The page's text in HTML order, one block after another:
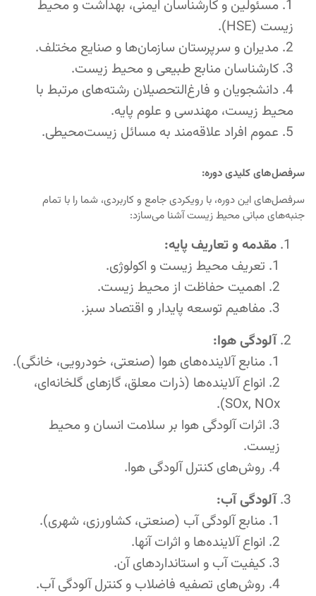
مسئولین و کارشناسان ایمنی، بهداشت و محیط
زیست (HSE).
مدیران و سرپرستان سازمان‌ها و صنایع مختلف.
کارشناسان منابع طبیعی و محیط زیست.
دانشجویان و فارغ‌التحصیلان رشته‌های مرتبط با
محیط زیست، مهندسی و علوم پایه.
عموم افراد علاقه‌مند به مسائل زیست‌محیطی.
سرفصل‌های کلیدی دوره:
سرفصل‌های این دوره، با رویکردی جامع و کاربردی، شما را با تمام
جنبه‌های مبانی محیط زیست آشنا می‌سازد:
مقدمه و تعاریف پایه:
تعریف محیط زیست و اکولوژی.
اهمیت حفاظت از محیط زیست.
مفاهیم توسعه پایدار و اقتصاد سبز.
آلودگی هوا:
منابع آلاینده‌های هوا (صنعتی، خودرویی، خانگی).
انواع آلاینده‌ها (ذرات معلق، گازهای گلخانه‌ای،
SOx, NOx).
اثرات آلودگی هوا بر سلامت انسان و محیط
زیست.
روش‌های کنترل آلودگی هوا.
آلودگی آب:
منابع آلودگی آب (صنعتی، کشاورزی، شهری).
انواع آلاینده‌ها و اثرات آنها.
کیفیت آب و استانداردهای آن.
روش‌های تصفیه فاضلاب و کنترل آلودگی آب.